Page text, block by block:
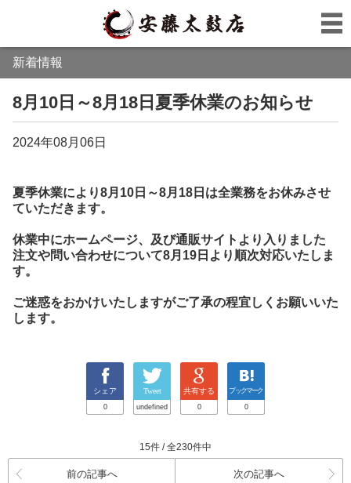
新着情報
8月10日～8月18日夏季休業のお知らせ
2024年08月06日
夏季休業により8月10日～8月18日は全業務をお休みさせ
ていただきます。
休業中にホームページ、及び通販サイトより入りました
注文や問い合わせについて8月19日より順次対応いたしま
す。
ご迷惑をおかけいたしますがご了承の程宜しくお願いいた
します。
シェア
0
Tweet
undefined
共有する
0
ブックマーク
0
15件 / 全230件中
前の記事へ 次の記事へ